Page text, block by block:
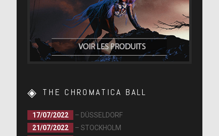
THE CHROMATICA BALL
17/07/2022
– DÜSSELDORF
21/07/2022
– STOCKHOLM